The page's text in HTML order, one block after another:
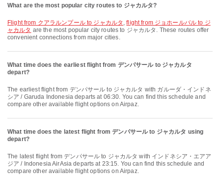
What are the most popular city routes to ジャカルタ?
flight from クアラルンプール to ジャカルタ ,flight from ジョホールバル to ジ
ャカルタ are the most popular city routes to ジャカルタ. These routes offer
convenient connections from major cities.
What time does the earliest flight from デンパサール to ジャカルタ
depart?
The earliest flight from デンパサール to ジャカルタ with ガルーダ・インドネ
シア / Garuda Indonesia departs at 06:30. You can find this schedule and
compare other available flight options on Airpaz.
What time does the latest flight from デンパサール to ジャカルタ using
depart?
The latest flight from デンパサール to ジャカルタ with インドネシア・エアア
ジア / Indonesia AirAsia departs at 23:15. You can find this schedule and
compare other available flight options on Airpaz.